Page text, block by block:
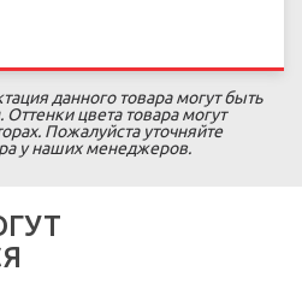
данного товара могут быть
цвета товара могут
Пожалуйста уточняйте
у наших менеджеров.